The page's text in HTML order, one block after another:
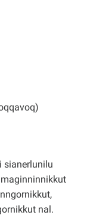
sianerlunilu
nal.